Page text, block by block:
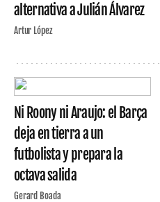
alternativa a Julián Álvarez
Artur López
Ni Roony ni Araujo: el Barça
deja en tierra a un
futbolista y prepara la
octava salida
Gerard Boada